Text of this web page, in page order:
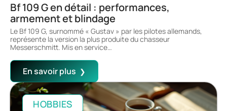
Bf 109 G en détail : performances,
armement et blindage
Le Bf 109 G, surnommé « Gustav » par les pilotes allemands,
représente la version la plus produite du chasseur
Messerschmitt. Mis en service…
En savoir plus
HOBBIES